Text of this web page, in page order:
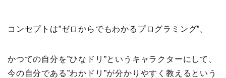
コンセプトは”ゼロからでもわかるプログラミング”。
かつての自分を”ひなドリ”というキャラクターにして、
今の自分である”わかドリ”が分かりやすく教えるという